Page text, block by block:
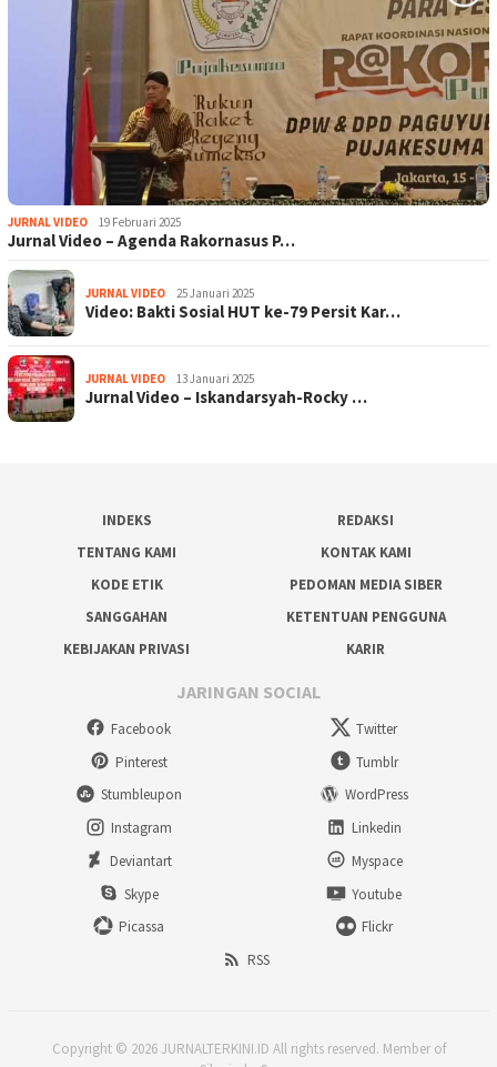
JURNAL VIDEO 19 Februari 2025
Jurnal Video – Agenda Rakornasus P…
JURNAL VIDEO 25 Januari 2025
Video: Bakti Sosial HUT ke-79 Persit Kar…
JURNAL VIDEO 13 Januari 2025
Jurnal Video – Iskandarsyah-Rocky …
INDEKS
REDAKSI
TENTANG KAMI
KONTAK KAMI
KODE ETIK
PEDOMAN MEDIA SIBER
SANGGAHAN
KETENTUAN PENGGUNA
KEBIJAKAN PRIVASI
KARIR
JARINGAN SOCIAL
Facebook
Twitter
Pinterest
Tumblr
Stumbleupon
WordPress
Instagram
Linkedin
Deviantart
Myspace
Skype
Youtube
Picassa
Flickr
RSS
Copyright © 2026 JURNALTERKINI.ID All rights reserved. Member of